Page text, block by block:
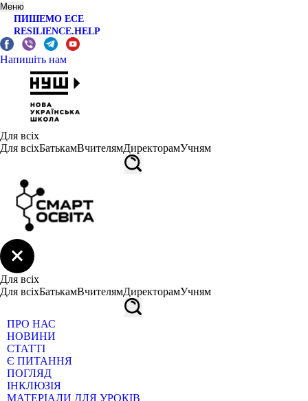
Меню
ПИШЕМО ЕСЕ
RESILIENCE.HELP
Напишіть нам
Для всіх
Для всіхБатькамВчителямДиректорамУчням
Для всіх
Для всіхБатькамВчителямДиректорамУчням
ПРО НАС
НОВИНИ
СТАТТІ
Є ПИТАННЯ
ПОГЛЯД
ІНКЛЮЗІЯ
МАТЕРІАЛИ ДЛЯ УРОКІВ